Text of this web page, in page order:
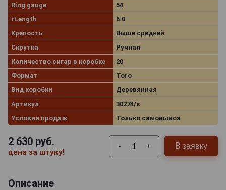
Ring gauge
54
rLength
6.0
Крепость
Выше средней
Скрутка
Ручная
Количество сигар в коробке
20
Формат
Toro
Вид коробки
Деревянная
Артикул
30274/s
Условия продаж
Только самовывоз
2 630 руб.
цена за штуку!
- + В заявку
Описание